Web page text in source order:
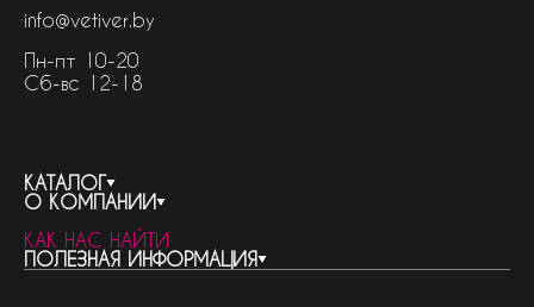
info@vetiver.by
Пн-пт 10-20
Сб-вс 12-18
КАТАЛОГ
весь каталог
бренды
женская парфюмерия
О КОМПАНИИ
контакты
о компании
КАК НАС НАЙТИ
ПОЛЕЗНАЯ ИНФОРМАЦИЯ